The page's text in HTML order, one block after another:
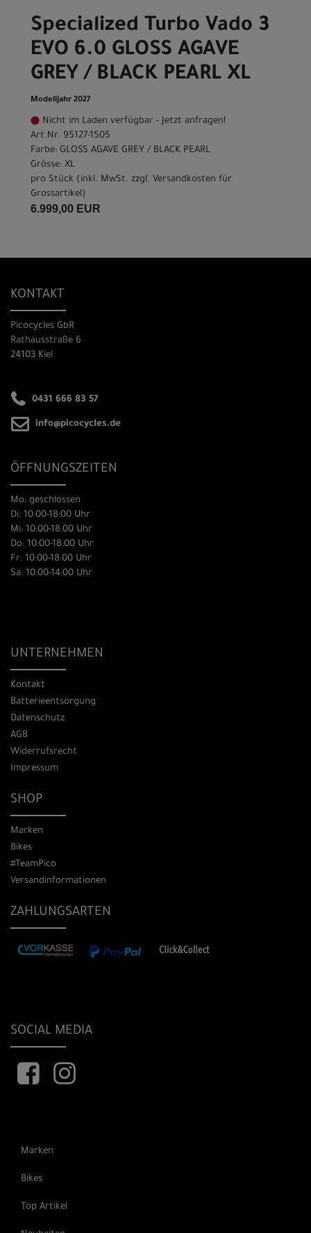
Specialized Turbo Vado 3
EVO 6.0 GLOSS AGAVE
GREY / BLACK PEARL XL
Modelljahr 2027
Nicht im Laden verfügbar - Jetzt anfragen!
Art.Nr. 95127-1505
Farbe: GLOSS AGAVE GREY / BLACK PEARL
Grösse: XL
pro Stück (inkl. MwSt. zzgl. Versandkosten für
Grossartikel)
6.999,00 EUR
KONTAKT
Picocycles GbR
Rathausstraße 6
24103 Kiel
0431 666 83 57
info@picocycles.de
ÖFFNUNGSZEITEN
Mo: geschlossen
Di: 10:00-18:00 Uhr
Mi: 10:00-18:00 Uhr
Do: 10:00-18:00 Uhr
Fr: 10:00-18:00 Uhr
Sa: 10:00-14:00 Uhr
UNTERNEHMEN
Kontakt
Batterieentsorgung
Datenschutz
AGB
Widerrufsrecht
Impressum
SHOP
Marken
Bikes
#TeamPico
Versandinformationen
ZAHLUNGSARTEN
SOCIAL MEDIA
Marken
Bikes
Top Artikel